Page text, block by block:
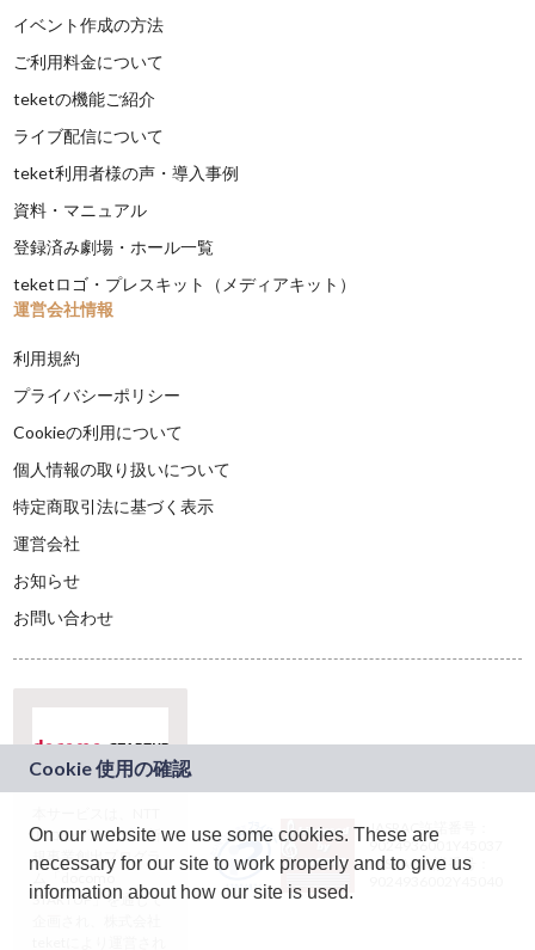
イベント作成の方法
ご利用料金について
teketの機能ご紹介
ライブ配信について
teket利用者様の声・導入事例
資料・マニュアル
登録済み劇場・ホール一覧
teketロゴ・プレスキット（メディアキット）
運営会社情報
利用規約
プライバシーポリシー
Cookieの利用について
個人情報の取り扱いについて
特定商取引法に基づく表示
運営会社
お知らせ
お問い合わせ
ドコモグループの新
規事業創出プログラ
ム「docomo
STARTUP」を通じて
JASRAC許諾番号：
9024936001Y45037
JASRAC許諾番号：
On our website we use some cookies. These are
necessary for our site to work properly and to give us
information about how our site is used.